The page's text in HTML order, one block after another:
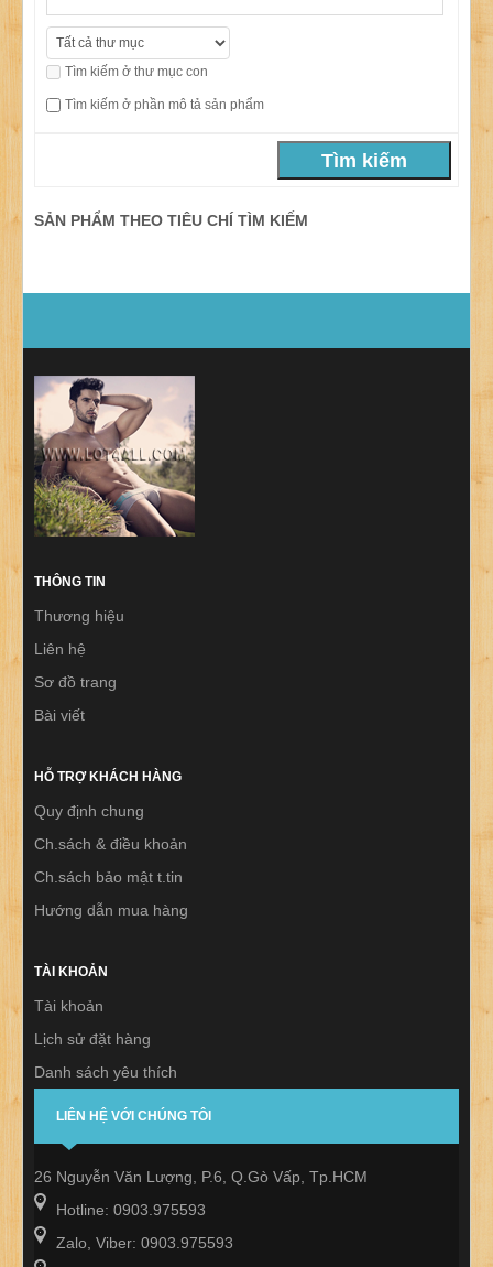
ĐỒ LÓT TRẺ EM
KHUYẾN MÃI
Tìm kiếm ở thư mục con
Tìm kiếm ở phần mô tả sản phẩm
SẢN PHẨM THEO TIÊU CHÍ TÌM KIẾM
THÔNG TIN
Thương hiệu
Liên hệ
Sơ đồ trang
Bài viết
HỖ TRỢ KHÁCH HÀNG
Quy định chung
Ch.sách & điều khoản
Ch.sách bảo mật t.tin
Hướng dẫn mua hàng
TÀI KHOẢN
Tài khoản
Lịch sử đặt hàng
Danh sách yêu thích
Thư báo
LIÊN HỆ VỚI CHÚNG TÔI
26 Nguyễn Văn Lượng, P.6, Q.Gò Vấp, Tp.HCM
Hotline: 0903.975593
Zalo, Viber: 0903.975593